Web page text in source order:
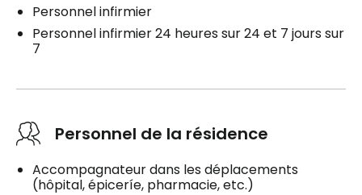
Personnel infirmier
Personnel infirmier 24 heures sur 24 et 7 jours sur
7
Personnel de la résidence
Accompagnateur dans les déplacements
(hôpital, épiceríe, pharmacie, etc.)